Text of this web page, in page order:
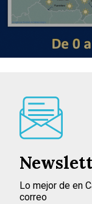
Lo mejor de en
correo